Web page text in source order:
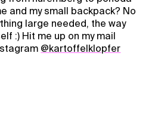
and my small backpack? No
large needed, the way
:) Hit me up on my mail
@kartoffelklopfer